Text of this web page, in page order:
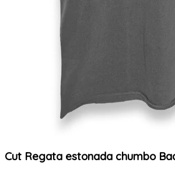
Cut Regata estonada chumbo